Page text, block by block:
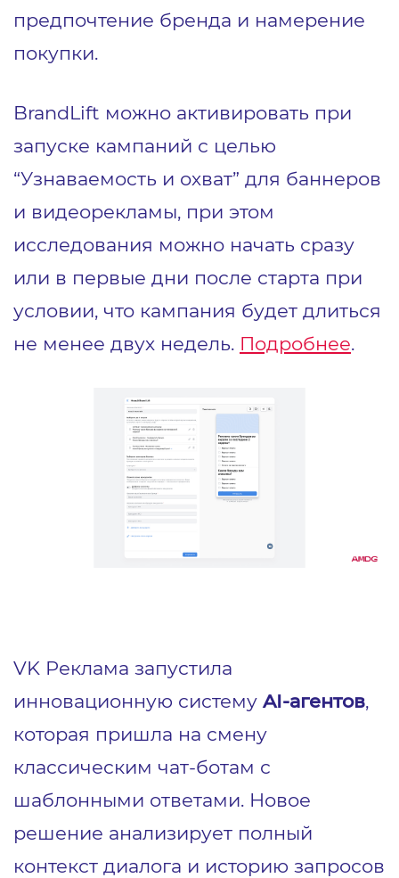
предпочтение бренда и намерение
покупки.
BrandLift можно активировать при
запуске кампаний с целью
“Узнаваемость и охват” для баннеров
и видеорекламы, при этом
исследования можно начать сразу
или в первые дни после старта при
условии, что кампания будет длиться
не менее двух недель. Подробнее.
VK Реклама запустила
инновационную систему AI-агентов,
которая пришла на смену
классическим чат-ботам с
шаблонными ответами. Новое
решение анализирует полный
контекст диалога и историю запросов